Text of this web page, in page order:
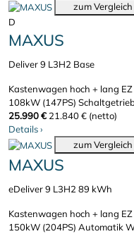
zum
D
MAXUS
Deliver 9 L3H2 Base
Kastenwagen hoch + lang
108kW (147PS)
25.990 € 21.840 € (netto)
Details›
zum
MAXUS
eDeliver 9 L3H2 89 kWh
Kastenwagen hoch + lang
150kW (204PS) Automatik